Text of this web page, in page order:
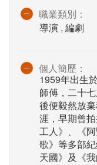
職業類別：
導演 , 編劇
個人簡歷：
1959年出生
師傅，二十
後便毅然放
涯，早期曾
工人》、《
歌》等多部
天國》及《